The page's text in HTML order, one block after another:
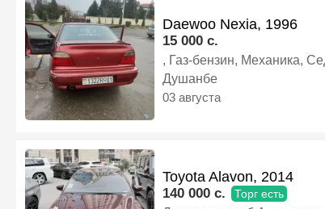
Daewoo Nexia, 1996
15 000 c.
, Газ-бензин, Механика,
Душанбе
03 августа
Toyota Alavon, 2014
140 000 c. Торг есть